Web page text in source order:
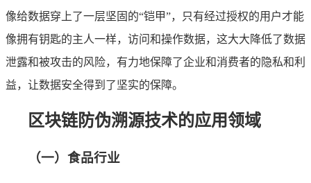
像给数据穿上了一层坚固的“铠甲”，只有经过授权的用户才能
像拥有钥匙的主人一样，访问和操作数据，这大大降低了数据
泄露和被攻击的风险，有力地保障了企业和消费者的隐私和利
益，让数据安全得到了坚实的保障。
区块链防伪溯源技术的应用领域
（一）食品行业